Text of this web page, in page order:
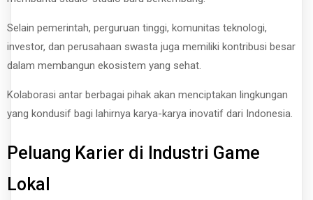
Selain pemerintah, perguruan tinggi, komunitas teknologi,
investor, dan perusahaan swasta juga memiliki kontribusi besar
dalam membangun ekosistem yang sehat.
Kolaborasi antar berbagai pihak akan menciptakan lingkungan
yang kondusif bagi lahirnya karya-karya inovatif dari Indonesia.
Peluang Karier di Industri Game
Lokal